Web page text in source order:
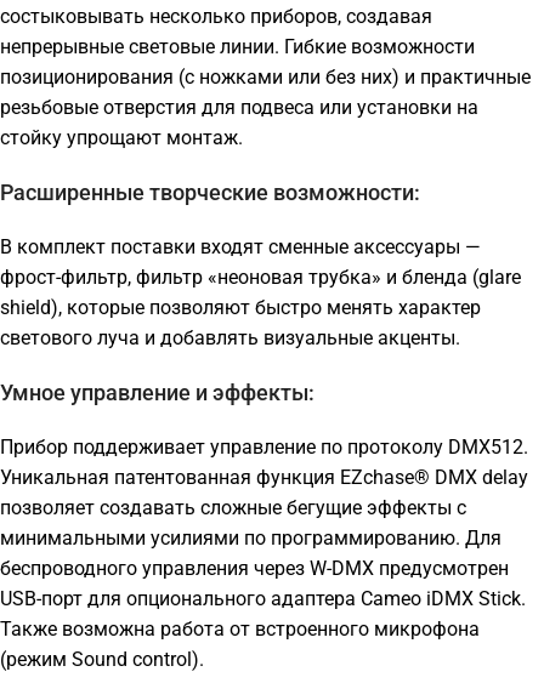
состыковывать несколько приборов, создавая
непрерывные световые линии. Гибкие возможности
позиционирования (с ножками или без них) и практичные
резьбовые отверстия для подвеса или установки на
стойку упрощают монтаж.
Расширенные творческие возможности:
В комплект поставки входят сменные аксессуары —
фрост-фильтр, фильтр «неоновая трубка» и бленда (glare
shield), которые позволяют быстро менять характер
светового луча и добавлять визуальные акценты.
Умное управление и эффекты:
Прибор поддерживает управление по протоколу DMX512.
Уникальная патентованная функция EZchase® DMX delay
позволяет создавать сложные бегущие эффекты с
минимальными усилиями по программированию. Для
беспроводного управления через W-DMX предусмотрен
USB-порт для опционального адаптера Cameo iDMX Stick.
Также возможна работа от встроенного микрофона
(режим Sound control).